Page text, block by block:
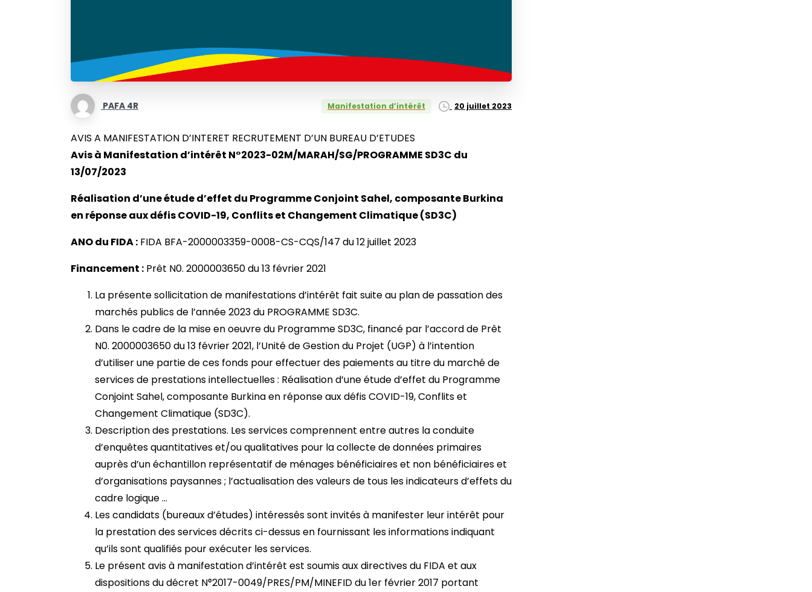
PAFA 4R Manifestation d’intérêt 20 juillet 2023
AVIS A MANIFESTATION D’INTERET RECRUTEMENT D’UN BUREAU D’ETUDES
Avis à Manifestation d’intérêt N°2023-02M/MARAH/SG/PROGRAMME SD3C du
13/07/2023
Réalisation d’une étude d’effet du Programme Conjoint Sahel, composante Burkina
en réponse aux défis COVID-19, Conflits et Changement Climatique (SD3C)
ANO du FIDA : FIDA BFA-2000003359-0008-CS-CQS/147 du 12 juillet 2023
Financement : Prêt N0. 2000003650 du 13 février 2021
La présente sollicitation de manifestations d’intérêt fait suite au plan de passation des
marchés publics de l’année 2023 du PROGRAMME SD3C.
Dans le cadre de la mise en oeuvre du Programme SD3C, financé par l’accord de Prêt
N0. 2000003650 du 13 février 2021, l’Unité de Gestion du Projet (UGP) à l’intention
d’utiliser une partie de ces fonds pour effectuer des paiements au titre du marché de
services de prestations intellectuelles : Réalisation d’une étude d’effet du Programme
Conjoint Sahel, composante Burkina en réponse aux défis COVID-19, Conflits et
Changement Climatique (SD3C).
Description des prestations. Les services comprennent entre autres la conduite
d’enquêtes quantitatives et/ou qualitatives pour la collecte de données primaires
auprès d’un échantillon représentatif de ménages bénéficiaires et non bénéficiaires et
d’organisations paysannes ; l’actualisation des valeurs de tous les indicateurs d’effets du
cadre logique …
Les candidats (bureaux d’études) intéressés sont invités à manifester leur intérêt pour
la prestation des services décrits ci-dessus en fournissant les informations indiquant
qu’ils sont qualifiés pour exécuter les services.
Le présent avis à manifestation d’intérêt est soumis aux directives du FIDA et aux
dispositions du décret N°2017-0049/PRES/PM/MINEFID du 1er février 2017 portant